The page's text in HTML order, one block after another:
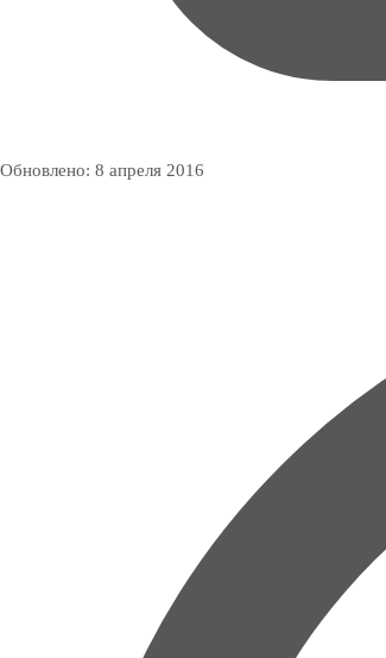
Обновлено: 8 апреля 2016